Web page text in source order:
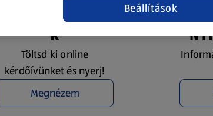
NYEREMÉNYJÁTÉ
K
Töltsd ki online
kérdőívünket és nyerj!
Megnézem
Beállítások